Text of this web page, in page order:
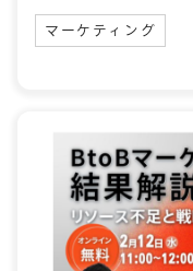
マーケティング